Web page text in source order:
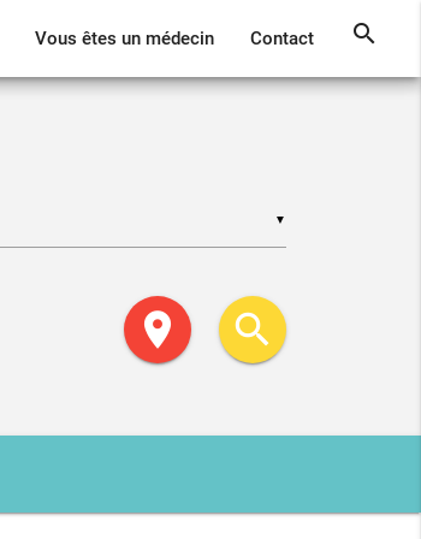
Vous êtes un médecin Contact search
▼
location_on search